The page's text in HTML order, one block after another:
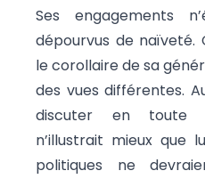
Ses engagements
dépourvus de naïveté.
le corollaire de sa
des vues différentes.
discuter en toute
n’illustrait mieux que
politiques ne